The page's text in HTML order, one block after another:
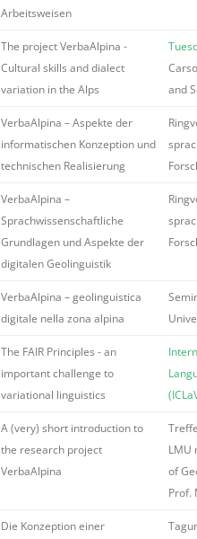
Arbeitsweisen
The project VerbaAlpina -
Cultural skills and dialect
variation in the Alps
and
VerbaAlpina – Aspekte der
informatischen Konzeption und
technischen Realisierung
VerbaAlpina –
Sprachwissenschaftliche
Grundlagen und Aspekte der
digitalen Geolinguistik
VerbaAlpina – geolinguistica
digitale nella zona alpina
The FAIR Principles - an
important challenge to
variational linguistics
A (very) short introduction to
the research project
VerbaAlpina
LMU
of
Prof.
Die Konzeption einer